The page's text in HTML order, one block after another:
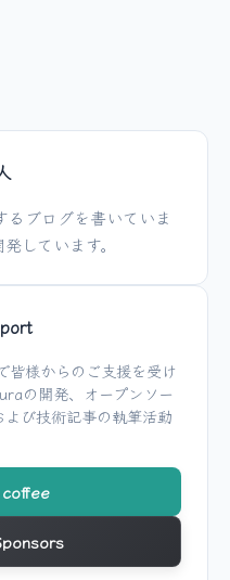
るブログを書いていま
しています。
皆様からのご支援を受け
の開発、オープンソー
び技術記事の執筆活動